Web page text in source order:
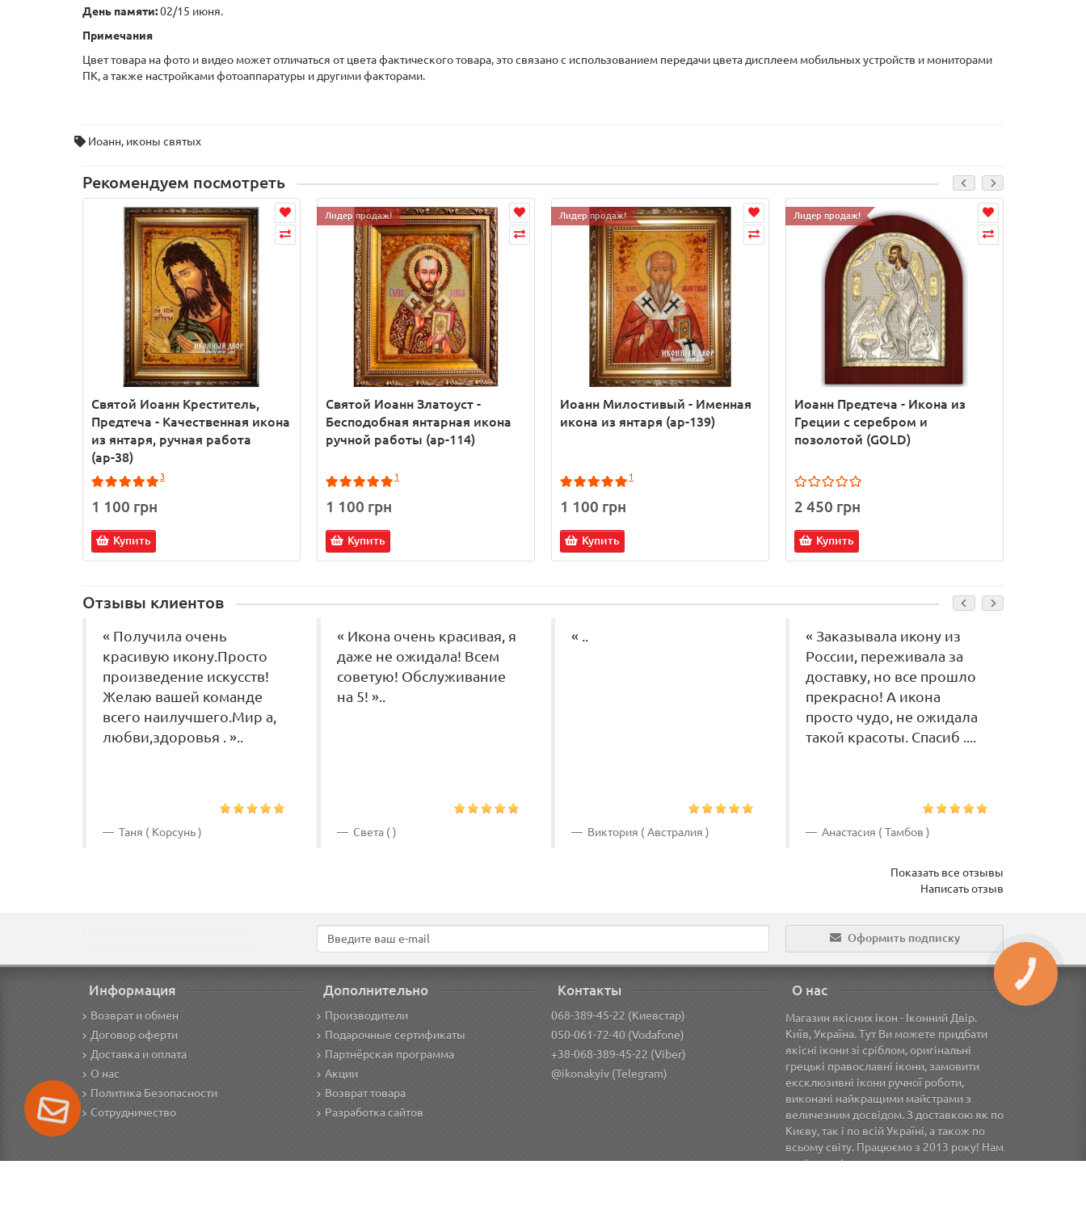
День памяти:02/15 июня.
Примечания
Цвет товара на фото и видео может отличаться от цвета фактического товара, это связано с использованием передачи цвета дисплеем мобильных устройств и мониторами
ПК, а также настройками фотоаппаратуры и другими факторами.
Иоанн, иконы святых
Рекомендуем посмотреть
Святой Иоанн Креститель,
Предтеча - Качественная икона
из янтаря, ручная работа
(ар-38)
3
1 100 грн
Купить
Лидер продаж!
Святой Иоанн Златоуст -
Бесподобная янтарная икона
ручной работы (ар-114)
1
1 100 грн
Купить
Лидер продаж!
Иоанн Милостивый - Именная
икона из янтаря (ар-139)
1
1 100 грн
Купить
Лидер продаж!
Иоанн Предтеча - Икона из
Греции с серебром и
позолотой (GOLD)
2 450 грн
Купить
Отзывы клиентов
« Получила очень
красивую икону.Просто
произведение искусств!
Желаю вашей команде
всего наилучшего.Мир а,
любви,здоровья . »..
Таня ( Корсунь )
« Икона очень красивая, я
даже не ожидала! Всем
советую! Обслуживание
на 5! »..
Света ( )
« ..
Виктория ( Австралия )
« Заказывала икону из
России, переживала за
доставку, но все прошло
прекрасно! А икона
просто чудо, не ожидала
такой красоты. Спасиб ....
Анастасия ( Тамбов )
Показать все отзывы
Написать отзыв
Оформить подписку
Информация
Возврат и обмен
Договор оферти
Доставка и оплата
О нас
Политика Безопасности
Сотрудничество
Дополнительно
Производители
Подарочные сертификаты
Партнёрская программа
Акции
Возврат товара
Разработка сайтов
Контакты
068-389-45-22 (Киевстар)
050-061-72-40 (Vodafone)
+38-068-389-45-22 (Viber)
@ikonakyiv (Telegram)
О нас
Магазин якісних ікон - Іконний Двір.
Київ, Україна. Тут Ви можете придбати
якісні ікони зі сріблом, оригінальні
грецькі православні ікони, замовити
ексклюзивні ікони ручної роботи,
виконані найкращими майстрами з
величезним досвідом. З доставкою як по
Києву, так і по всій Україні, а також по
всьому світу. Працюємо з 2013 року! Нам
довіряють!